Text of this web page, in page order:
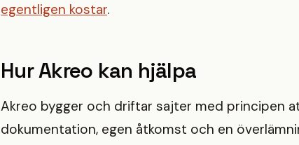
egentligen kostar.
Hur Akreo kan hjälpa
Akreo bygger och driftar sajter med principen
dokumentation, egen åtkomst och en